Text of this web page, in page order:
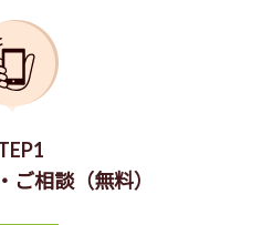
ご相談（無料）